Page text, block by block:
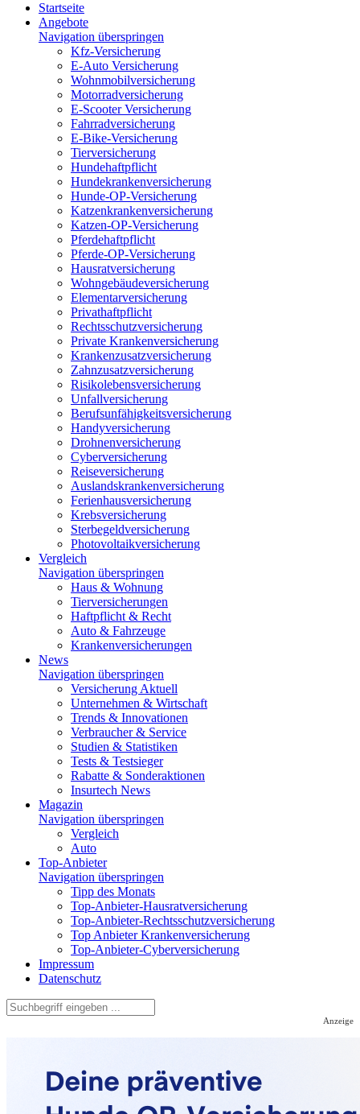
Startseite
Angebote
Navigation überspringen
Kfz-Versicherung
E-Auto Versicherung
Wohnmobilversicherung
Motorradversicherung
E-Scooter Versicherung
Fahrradversicherung
E-Bike-Versicherung
Tierversicherung
Hundehaftpflicht
Hundekrankenversicherung
Hunde-OP-Versicherung
Katzenkrankenversicherung
Katzen-OP-Versicherung
Pferdehaftpflicht
Pferde-OP-Versicherung
Hausratversicherung
Wohngebäudeversicherung
Elementarversicherung
Privathaftpflicht
Rechtsschutzversicherung
Private Krankenversicherung
Krankenzusatzversicherung
Zahnzusatzversicherung
Risikolebensversicherung
Unfallversicherung
Berufsunfähigkeitsversicherung
Handyversicherung
Drohnenversicherung
Cyberversicherung
Reiseversicherung
Auslandskrankenversicherung
Ferienhausversicherung
Krebsversicherung
Sterbegeldversicherung
Photovoltaikversicherung
Vergleich
Navigation überspringen
Haus & Wohnung
Tierversicherungen
Haftpflicht & Recht
Auto & Fahrzeuge
Krankenversicherungen
News
Navigation überspringen
Versicherung Aktuell
Unternehmen & Wirtschaft
Trends & Innovationen
Verbraucher & Service
Studien & Statistiken
Tests & Testsieger
Rabatte & Sonderaktionen
Insurtech News
Magazin
Navigation überspringen
Vergleich
Auto
Top-Anbieter
Navigation überspringen
Tipp des Monats
Top-Anbieter-Hausratversicherung
Top-Anbieter-Rechtsschutzversicherung
Top Anbieter Krankenversicherung
Top-Anbieter-Cyberversicherung
Impressum
Datenschutz
Anzeige